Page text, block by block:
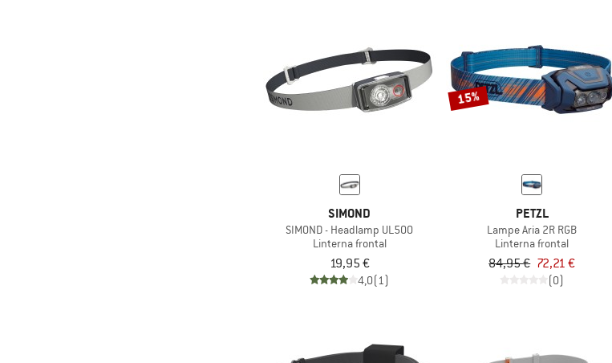
SIMOND
SIMOND - Headlamp UL500
Linterna frontal
19,95 €
4,0(1)
15%
PETZL
Lampe Aria 2R RGB
Linterna frontal
84,95 € 72,21 €
(0)